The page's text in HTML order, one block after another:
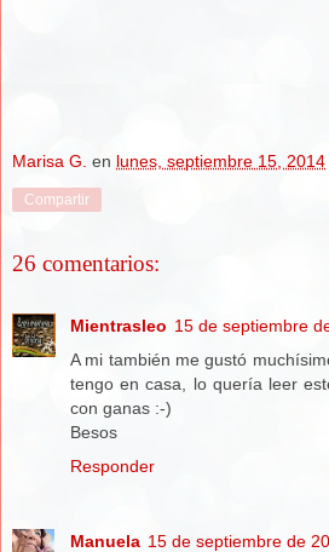
Marisa G. en lunes, septiembre 15, 2014
Compartir
26 comentarios:
Mientrasleo 15 de septiembre
A mi también me gustó
tengo en casa, lo quería leer
con ganas :-)
Besos
Responder
Manuela 15 de septiembre de